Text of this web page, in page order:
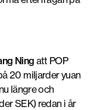
Ning att POP
20 miljarder yuan
längre och
SEK)redan i år